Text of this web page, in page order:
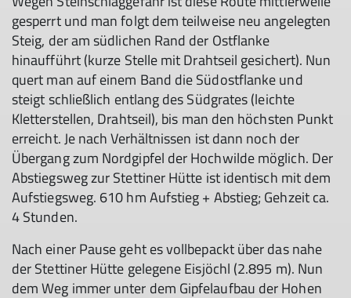
gesperrt und man folgt dem teilweise neu angelegten
Steig, der am südlichen Rand der Ostflanke
hinaufführt (kurze Stelle mit Drahtseil gesichert). Nun
quert man auf einem Band die Südostflanke und
steigt schließlich entlang des Südgrates (leichte
Kletterstellen, Drahtseil), bis man den höchsten Punkt
erreicht. Je nach Verhältnissen ist dann noch der
Übergang zum Nordgipfel der Hochwilde möglich. Der
Abstiegsweg zur Stettiner Hütte ist identisch mit dem
Aufstiegsweg. 610 hm Aufstieg + Abstieg; Gehzeit ca.
4 Stunden.
Nach einer Pause geht es vollbepackt über das nahe
der Stettiner Hütte gelegene Eisjöchl (2.895 m). Nun
dem Weg immer unter dem Gipfelaufbau der Hohen